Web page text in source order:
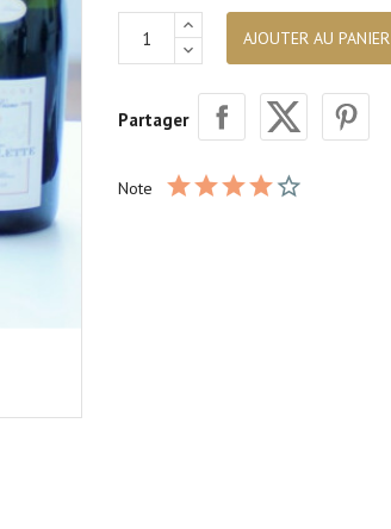
AJOUTER AU PANIER
Partager
Note